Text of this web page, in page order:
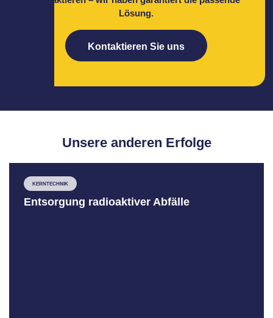
Lösung.
Kontaktieren Sie uns
Unsere anderen Erfolge
KERNTECHNIK
Entsorgung radioaktiver Abfälle